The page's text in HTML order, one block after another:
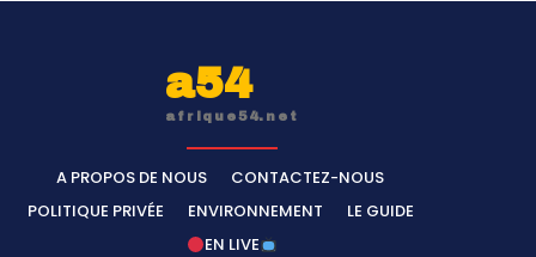
a54
afrique54.net
A PROPOS DE NOUS
CONTACTEZ-NOUS
POLITIQUE PRIVÉE
ENVIRONNEMENT
LE GUIDE
EN LIVE